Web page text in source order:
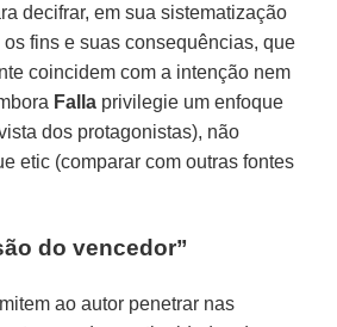
decifrar, em sua sistematização
fins e suas consequências, que
coincidem com a intenção nem
Falla privilegie um enfoque
dos protagonistas), não
etic (comparar com outras fontes
do vencedor”
ao autor penetrar nas